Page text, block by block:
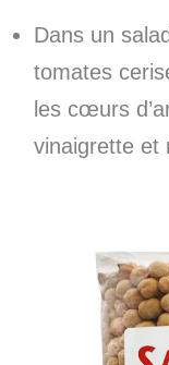
Dans un
tomates
les cœurs
vinaigrette et